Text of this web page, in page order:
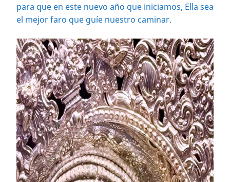
para que en este nuevo año que iniciamos, Ella sea
el mejor faro que guíe nuestro caminar.